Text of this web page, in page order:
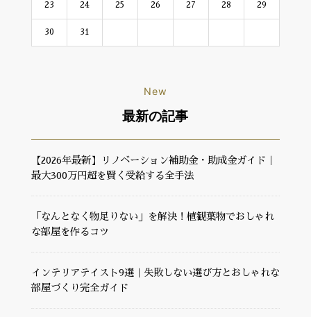
23 24 25 26 27 28 29
30 31
New
最新の記事
【2026年最新】リノベーション補助金・助成金ガイド｜
最大300万円超を賢く受給する全手法
「なんとなく物足りない」を解決！植観葉物でおしゃれ
な部屋を作るコツ
インテリアテイスト9選｜失敗しない選び方とおしゃれな
部屋づくり完全ガイド